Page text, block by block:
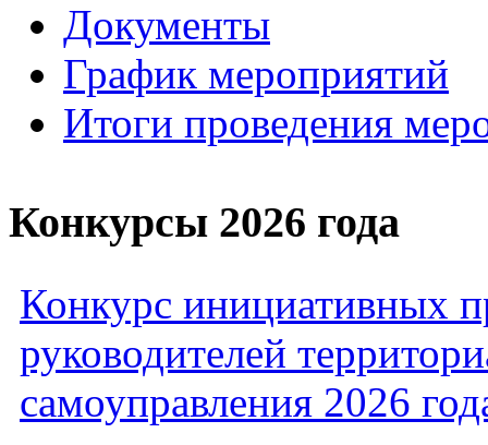
Документы
График мероприятий
Итоги проведения
Конкурсы 2026 года
Конкурс инициативных
руководителей
самоуправления 2026